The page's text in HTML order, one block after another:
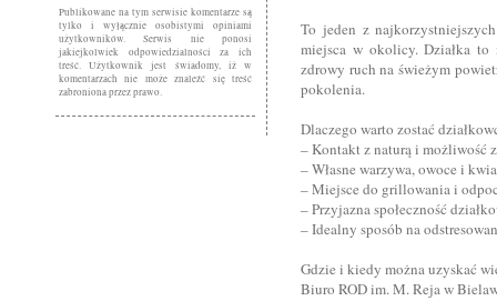
Publikowane na tym serwisie komentarze są
tylko i wyłącznie osobistymi opiniami
użytkowników. Serwis nie ponosi
jakiejkolwiek odpowiedzialności za ich
treść. Użytkownik jest świadomy, iż w
komentarzach nie może znaleźć się treść
zabroniona przez prawo.
To jeden z
miejsca w okolicy. Działka
zdrowy ruch na świeżym
pokolenia.
Dlaczego warto zostać
– Kontakt z naturą i możliwość
– Własne warzywa, owoce i
– Miejsce do grillowania i
– Przyjazna społeczność
– Idealny sposób na
Gdzie i kiedy można uzyskać
Biuro ROD im. M. Reja w